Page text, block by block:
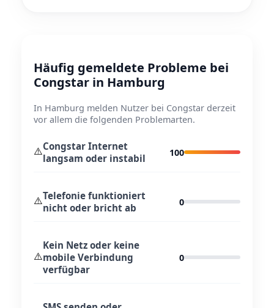
Häufig gemeldete Probleme bei
Congstar in Hamburg
In Hamburg melden Nutzer bei Congstar derzeit
vor allem die folgenden Problemarten.
⚠️Congstar Internet
langsam oder instabil
100
⚠️Telefonie funktioniert
nicht oder bricht ab
0
⚠️
Kein Netz oder keine
mobile Verbindung
verfügbar
0